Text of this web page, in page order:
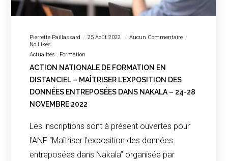
Pierrette Paillassard 25 Août 2022
Aucun Commentaire
No Likes
Actualités
Formation
ACTION NATIONALE DE FORMATION EN
DISTANCIEL – MAÎTRISER L’EXPOSITION DES
DONNÉES ENTREPOSÉES DANS NAKALA – 24-28
NOVEMBRE 2022
Les inscriptions sont à présent ouvertes pour
l’ANF “Maîtriser l’exposition des données
entreposées dans Nakala” organisée par